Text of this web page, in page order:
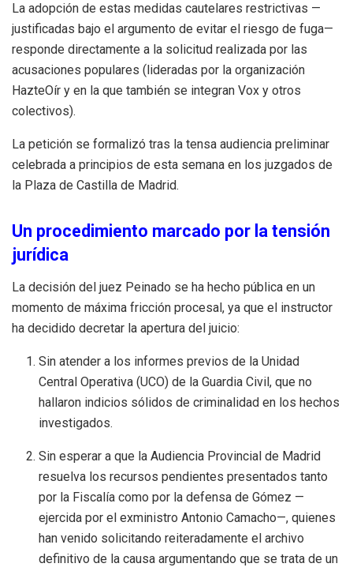
La adopción de estas medidas cautelares restrictivas —
justificadas bajo el argumento de evitar el riesgo de fuga—
responde directamente a la solicitud realizada por las
acusaciones populares (lideradas por la organización
HazteOír y en la que también se integran Vox y otros
colectivos).
La petición se formalizó tras la tensa audiencia preliminar
celebrada a principios de esta semana en los juzgados de
la Plaza de Castilla de Madrid.
Un procedimiento marcado por la tensión
jurídica
La decisión del juez Peinado se ha hecho pública en un
momento de máxima fricción procesal, ya que el instructor
ha decidido decretar la apertura del juicio:
Sin atender a los informes previos de la Unidad
Central Operativa (UCO) de la Guardia Civil, que no
hallaron indicios sólidos de criminalidad en los hechos
investigados.
Sin esperar a que la Audiencia Provincial de Madrid
resuelva los recursos pendientes presentados tanto
por la Fiscalía como por la defensa de Gómez —
ejercida por el exministro Antonio Camacho—, quienes
han venido solicitando reiteradamente el archivo
definitivo de la causa argumentando que se trata de un